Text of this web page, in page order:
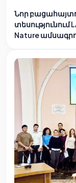
Նոր
տեսությունում
Nature